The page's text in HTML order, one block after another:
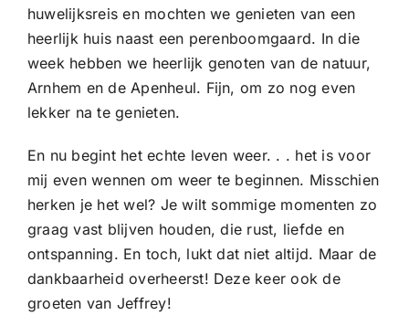
huwelijksreis en mochten we genieten van een
heerlijk huis naast een perenboomgaard. In die
week hebben we heerlijk genoten van de natuur,
Arnhem en de Apenheul. Fijn, om zo nog even
lekker na te genieten.
En nu begint het echte leven weer. . . het is voor
mij even wennen om weer te beginnen. Misschien
herken je het wel? Je wilt sommige momenten zo
graag vast blijven houden, die rust, liefde en
ontspanning. En toch, lukt dat niet altijd. Maar de
dankbaarheid overheerst! Deze keer ook de
groeten van Jeffrey!